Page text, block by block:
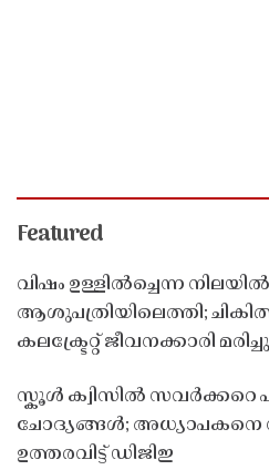
Featured
വിഷം ഉള്ളിൽച്ചെന്ന
ആശുപത്രിയിലെത്തി;
കലക്ട്രേറ്റ് ജീവനക്കാരി മരിച്ചു
സ്കൂൾ ക്വിസിൽ സവർക്കറെ
ചോദ്യങ്ങൾ; അധ്യാപകനെ
ഉത്തരവിട്ട് ഡിജിഇ